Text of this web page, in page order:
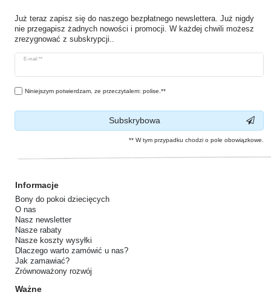
Już teraz zapisz się do naszego bezpłatnego newslettera. Już nigdy
nie przegapisz żadnych nowości i promocji. W każdej chwili możesz
zrezygnować z subskrypcji..
E-mail **
Ceres::Template.newsletterHoneypotLabel
Niniejszym potwierdzam, ze przeczytalem: polise.**
Subskrybowa
** W tym przypadku chodzi o pole obowiązkowe.
Informacje
Bony do pokoi dziecięcych
O nas
Nasz newsletter
Nasze rabaty
Nasze koszty wysyłki
Dlaczego warto zamówić u nas?
Jak zamawiać?
Zrównoważony rozwój
Ważne